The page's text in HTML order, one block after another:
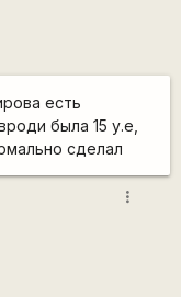
есть
была 15 у.е,
сделал
more_vert